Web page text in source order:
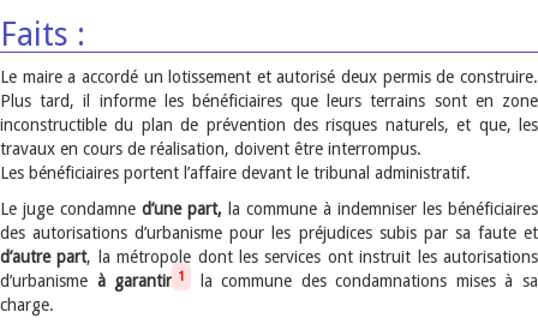
Faits :
Le maire a accordé un lotissement et autorisé deux permis de construire.
Plus tard, il informe les bénéficiaires que leurs terrains sont en zone
inconstructible du plan de prévention des risques naturels, et que, les
travaux en cours de réalisation, doivent être interrompus.
Les bénéficiaires portent l’affaire devant le tribunal administratif.
Le juge condamne d’une part, la commune à indemniser les bénéficiaires
des autorisations d’urbanisme pour les préjudices subis par sa faute et
d’autre part, la métropole dont les services ont instruit les autorisations
d’urbanisme à garantir 1
la commune des condamnations mises à sa
charge.